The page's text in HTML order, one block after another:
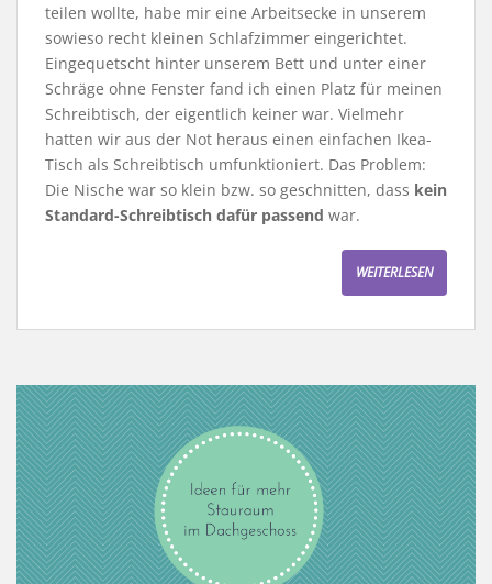
teilen wollte, habe mir eine Arbeitsecke in unserem
sowieso recht kleinen Schlafzimmer eingerichtet.
Eingequetscht hinter unserem Bett und unter einer
Schräge ohne Fenster fand ich einen Platz für meinen
Schreibtisch, der eigentlich keiner war. Vielmehr
hatten wir aus der Not heraus einen einfachen Ikea-
Tisch als Schreibtisch umfunktioniert. Das Problem:
Die Nische war so klein bzw. so geschnitten, dass kein
Standard-Schreibtisch dafür passend war.
WEITERLESEN